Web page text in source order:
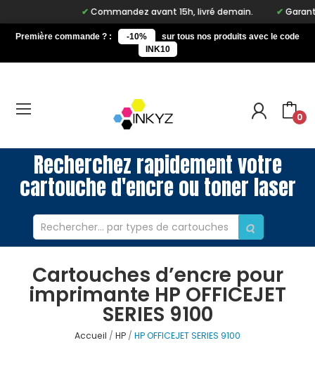
Commandez avant 15h, livré demain.
Première commande ? : -10%
sur tous nos produits avec le code
INK10
0
Recherchez rapidement votre
cartouche d'encre ou toner laser
Cartouches d’encre pour
imprimante HP OFFICEJET
SERIES 9100
Accueil HP HP OFFICEJET SERIES 9100